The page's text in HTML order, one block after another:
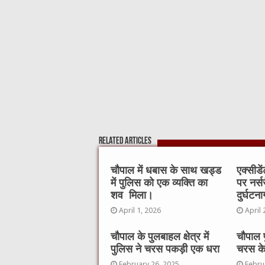
Related Articles
चौपाल में धबास के साथ खड्ड
में पुलिस को एक व्यक्ति का
शव मिला।
April 1, 2026
पर
April
चौपाल के पुलबाहल क्षेत्र में
पुलिस ने चरस पकड़ी एक धरा
चरस के